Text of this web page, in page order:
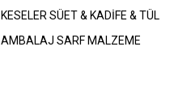
KESELER SÜET & KADİFE & TÜL
AMBALAJ SARF MALZEME